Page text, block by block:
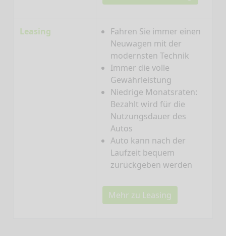
Leasing
Fahren Sie immer einen
Neuwagen mit der
modernsten Technik
Immer die volle
Gewährleistung
Niedrige Monatsraten:
Bezahlt wird für die
Nutzungsdauer des
Autos
Auto kann nach der
Laufzeit bequem
zurückgeben werden
Mehr zu Leasing